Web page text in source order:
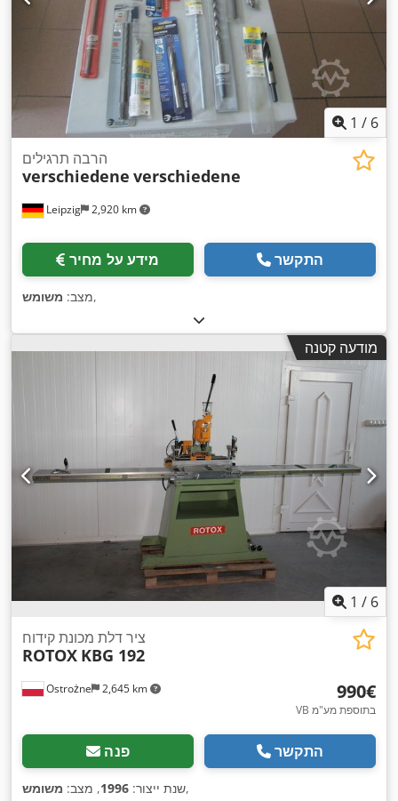
1 / 6
Leipzig 2,920 km
הרבה תרגילים
verschiedene verschiedene
מידע על מחיר התקשר
מצב: משומש ,
מודעה קטנה
1 / 6
Ostrożne 2,645 km
ציר דלת מכונת קידוח
ROTOX KBG 192
‏990 ‏€
VB בתוספת מע"מ
פנה התקשר
שנת ייצור: 1996, מצב: משומש ,